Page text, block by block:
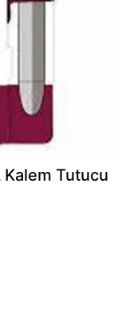
Kalem Tutucu